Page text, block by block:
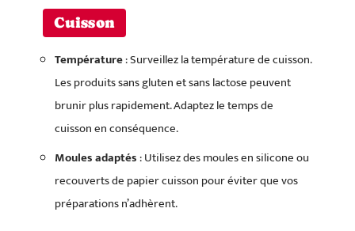
Cuisson
Température: Surveillez la température de cuisson.
Les produits sans gluten et sans lactose peuvent
brunir plus rapidement. Adaptez le temps de
cuisson en conséquence.
Moules adaptés: Utilisez des moules en silicone ou
recouverts de papier cuisson pour éviter que vos
préparations n’adhèrent.